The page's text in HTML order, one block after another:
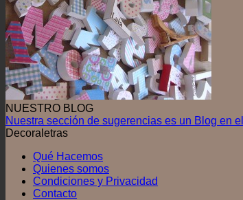
NUESTRO BLOG
Nuestra sección de sugerencias es un Blog en
Decoraletras
Qué Hacemos
Quienes somos
Condiciones y Privacidad
Contacto